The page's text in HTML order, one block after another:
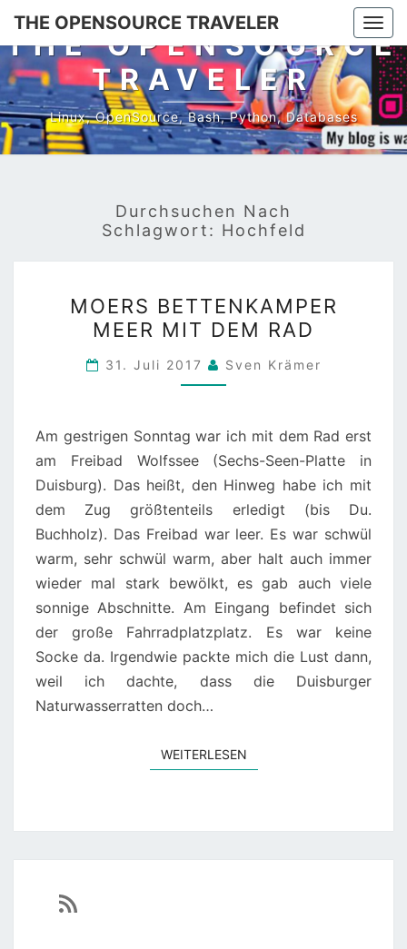
Skip
content
THE OPENSOURCE TRAVELER
THE OPENSOURCE
TRAVELER
Linux, OpenSource, Bash, Python, Databases
Durchsuchen Nach
Schlagwort: Hochfeld
BETTENKAMPER
MEER
MIT
DEM
MOERS BETTENKAMPER
MEER MIT DEM RAD
31. Juli 2017 Sven Krämer
Am gestrigen Sonntag war ich mit dem Rad erst
am Freibad Wolfssee (Sechs-Seen-Platte in
Duisburg). Das heißt, den Hinweg habe ich mit
dem Zug größtenteils erledigt (bis Du.
Buchholz). Das Freibad war leer. Es war schwül
warm, sehr schwül warm, aber halt auch immer
wieder mal stark bewölkt, es gab auch viele
sonnige Abschnitte. Am Eingang befindet sich
der große Fahrradplatzplatz. Es war keine
Socke da. Irgendwie packte mich die Lust dann,
weil ich dachte, dass die Duisburger
Naturwasserratten doch…
WEITERLESENWEITERLESEN
https://sven-essen.de/feed/